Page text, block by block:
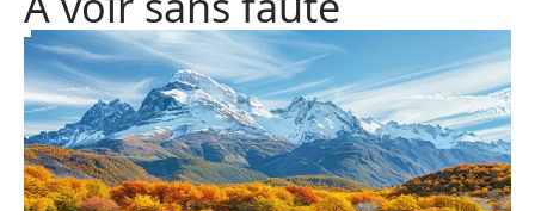
Les dirigeants peuvent ainsi suivre les
performances organisationnelles et
ajuster leurs stratégies en fonction des
besoins réels de l’entreprise.